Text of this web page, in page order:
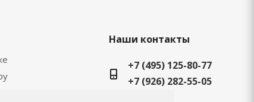
Наши контакты
+7 (495) 125-80-77
+7 (926) 282-55-05